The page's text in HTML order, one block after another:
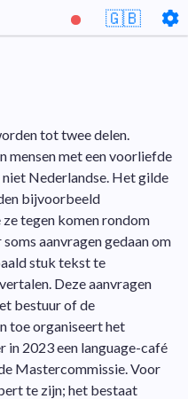
🇬🇧
tot twee delen.
mensen met een voorliefde
Nederlandse. Het gilde
bijvoorbeeld
tegen komen rondom
aanvragen gedaan om
stuk tekst te
Deze aanvragen
bestuur of de
toe organiseert het
in 2023 een language-café
Mastercommissie. Voor
te zijn; het bestaat